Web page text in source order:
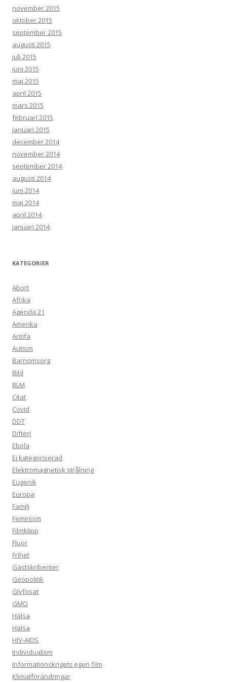
november 2015
oktober 2015
september 2015
augusti 2015
juli 2015
juni 2015
maj 2015
april 2015
mars 2015
februari 2015
januari 2015
december 2014
november 2014
september 2014
augusti 2014
juni 2014
maj 2014
april 2014
januari 2014
KATEGORIER
Abort
Afrika
Agenda 21
Amerika
Antifa
Autism
Barnomsorg
Bild
BLM
Citat
Covid
DDT
Difteri
Ebola
Ej kategoriserad
Elektromagnetisk strålning
Eugenik
Europa
Familj
Feminism
Filmklipp
Fluor
Frihet
Gästskribenter
Geopolitik
Glyfosat
GMO
Hälsa
Hälsa
HIV-AIDS
Individualism
Informationskrigets egen film
Klimatförändringar